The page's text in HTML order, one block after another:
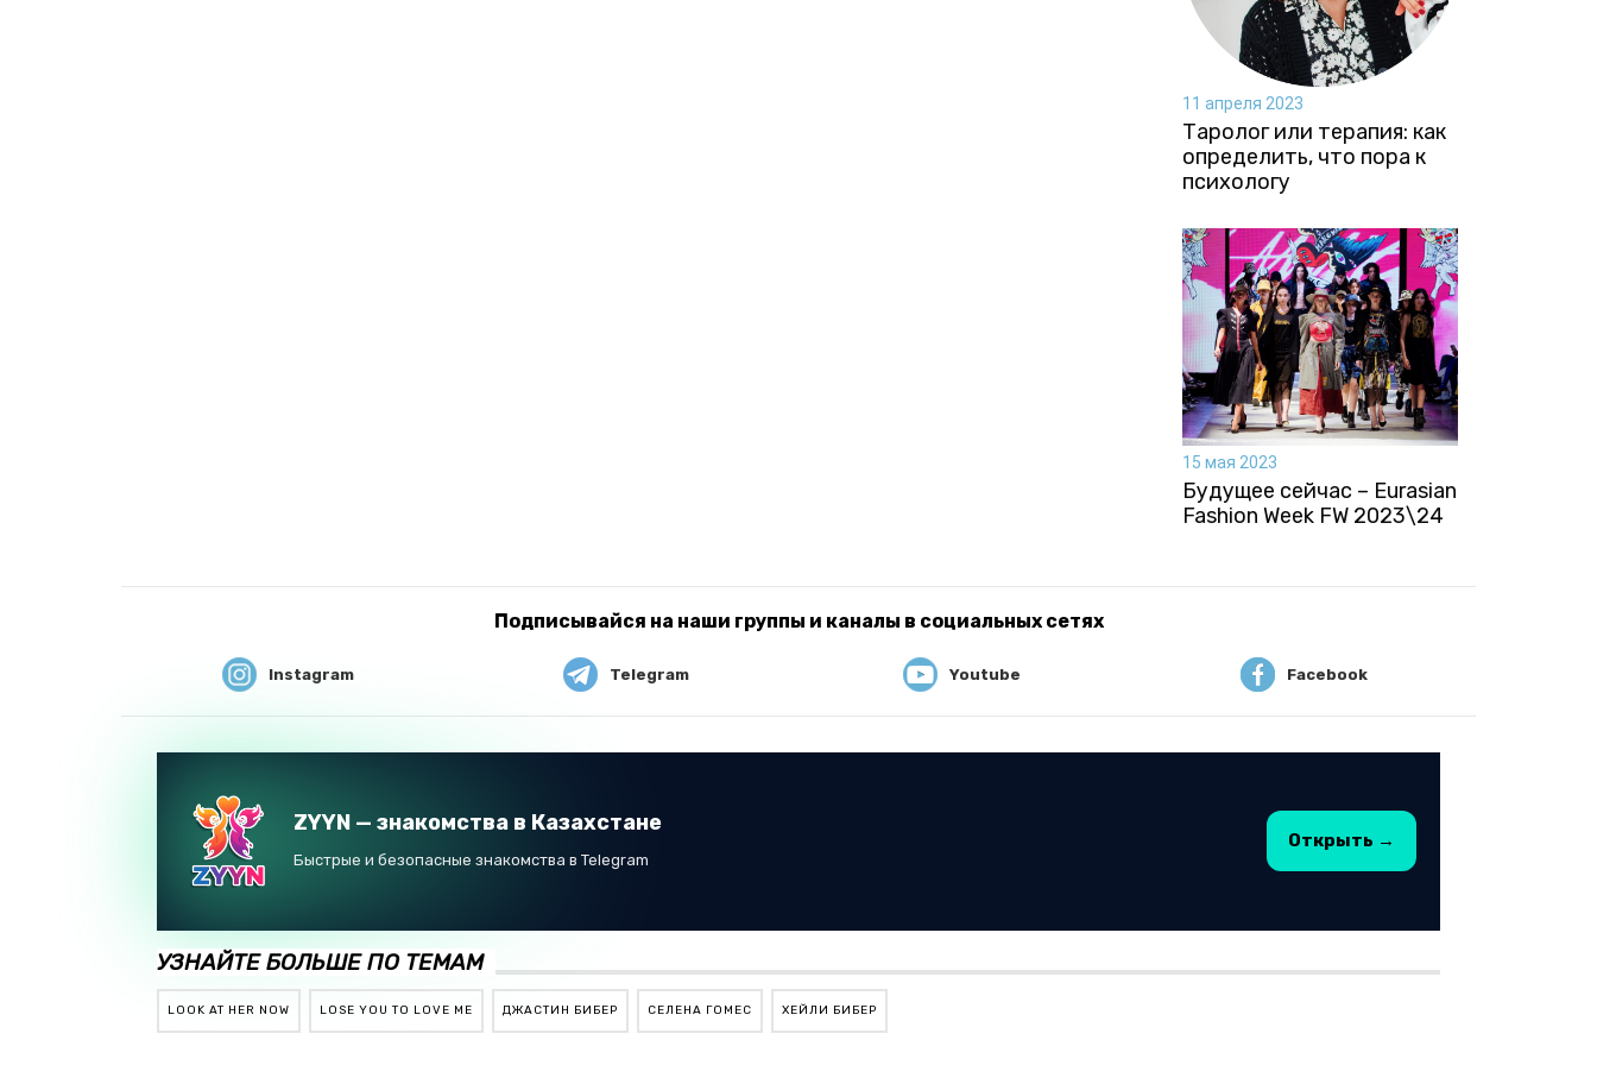
11 апреля 2023
Таролог или терапия: как
определить, что пора к
психологу
15 мая 2023
Будущее сейчас – Eurasian
Fashion Week FW 2023\24
Подписывайся на наши группы и каналы в социальных сетях
Instagram Telegram Youtube Facebook
ZYYN — знакомства в Казахстане
Быстрые и безопасные знакомства в Telegram
Открыть →
УЗНАЙТЕ БОЛЬШЕ ПО ТЕМАМ
LOOK AT HER NOW LOSE YOU TO LOVE ME ДЖАСТИН БИБЕР СЕЛЕНА ГОМЕС ХЕЙЛИ БИБЕР